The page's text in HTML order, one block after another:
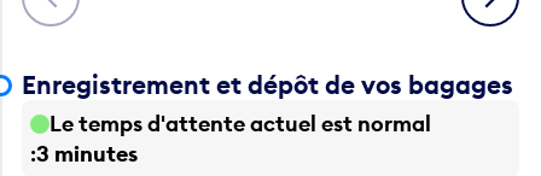
Enregistrement et dépôt de vos bagages
Le temps d'attente actuel est normal
3 minutes